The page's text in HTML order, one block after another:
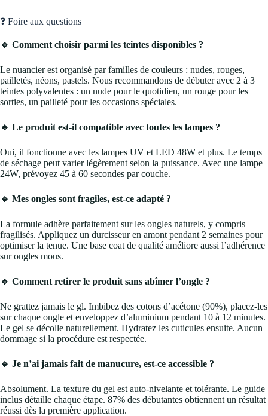
❓ Foire aux questions
🔹 Comment choisir parmi les teintes disponibles ?
Le nuancier est organisé par familles de couleurs : nudes, rouges,
pailletés, néons, pastels. Nous recommandons de débuter avec 2 à 3
teintes polyvalentes : un nude pour le quotidien, un rouge pour les
sorties, un pailleté pour les occasions spéciales.
🔹 Le produit est-il compatible avec toutes les lampes ?
Oui, il fonctionne avec les lampes UV et LED 48W et plus. Le temps
de séchage peut varier légèrement selon la puissance. Avec une lampe
24W, prévoyez 45 à 60 secondes par couche.
🔹 Mes ongles sont fragiles, est-ce adapté ?
La formule adhère parfaitement sur les ongles naturels, y compris
fragilisés. Appliquez un durcisseur en amont pendant 2 semaines pour
optimiser la tenue. Une base coat de qualité améliore aussi l’adhérence
sur ongles mous.
🔹 Comment retirer le produit sans abîmer l’ongle ?
Ne grattez jamais le gl. Imbibez des cotons d’acétone (90%), placez-les
sur chaque ongle et enveloppez d’aluminium pendant 10 à 12 minutes.
Le gel se décolle naturellement. Hydratez les cuticules ensuite. Aucun
dommage si la procédure est respectée.
🔹 Je n’ai jamais fait de manucure, est-ce accessible ?
Absolument. La texture du gel est auto-nivelante et tolérante. Le guide
inclus détaille chaque étape. 87% des débutantes obtiennent un résultat
réussi dès la première application.